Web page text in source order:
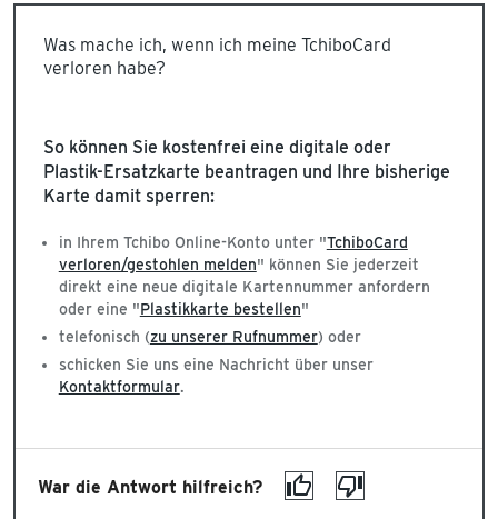
Was mache ich, wenn ich meine TchiboCard
verloren habe?
So können Sie kostenfrei eine digitale oder
Plastik-Ersatzkarte beantragen und Ihre bisherige
Karte damit sperren:
in Ihrem Tchibo Online-Konto unter "TchiboCard
verloren/gestohlen melden" können Sie jederzeit
direkt eine neue digitale Kartennummer anfordern
oder eine "Plastikkarte bestellen"
telefonisch (zu unserer Rufnummer) oder
schicken Sie uns eine Nachricht über unser
Kontaktformular.
War die Antwort hilfreich?